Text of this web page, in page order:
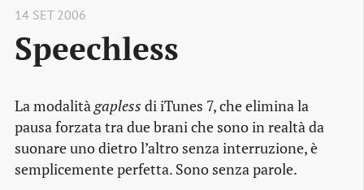
14 SET 2006
Speechless
La modalitàgapless di iTunes 7, che elimina la
pausa forzata tra due brani che sono in realtà da
suonare uno dietro l’altro senza interruzione, è
semplicemente perfetta. Sono senza parole.